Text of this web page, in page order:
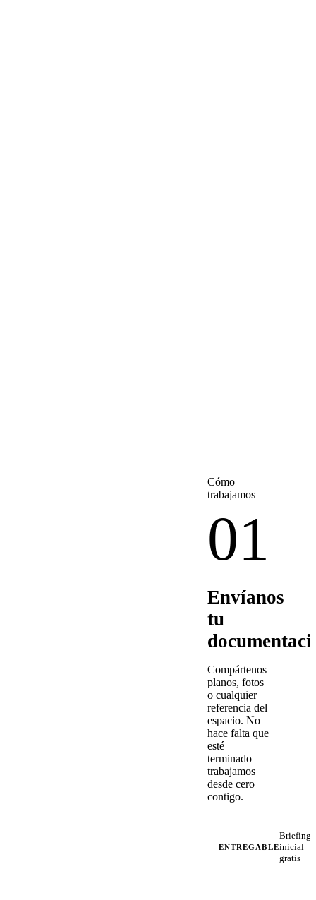
Cómo
trabajamos
01
Envíanos
tu
Compártenos
planos, fotos
o cualquier
referencia del
espacio. No
hace falta que
esté
terminado —
trabajamos
desde cero
contigo.
ENTREGABLE
Briefing
inicial
gratis